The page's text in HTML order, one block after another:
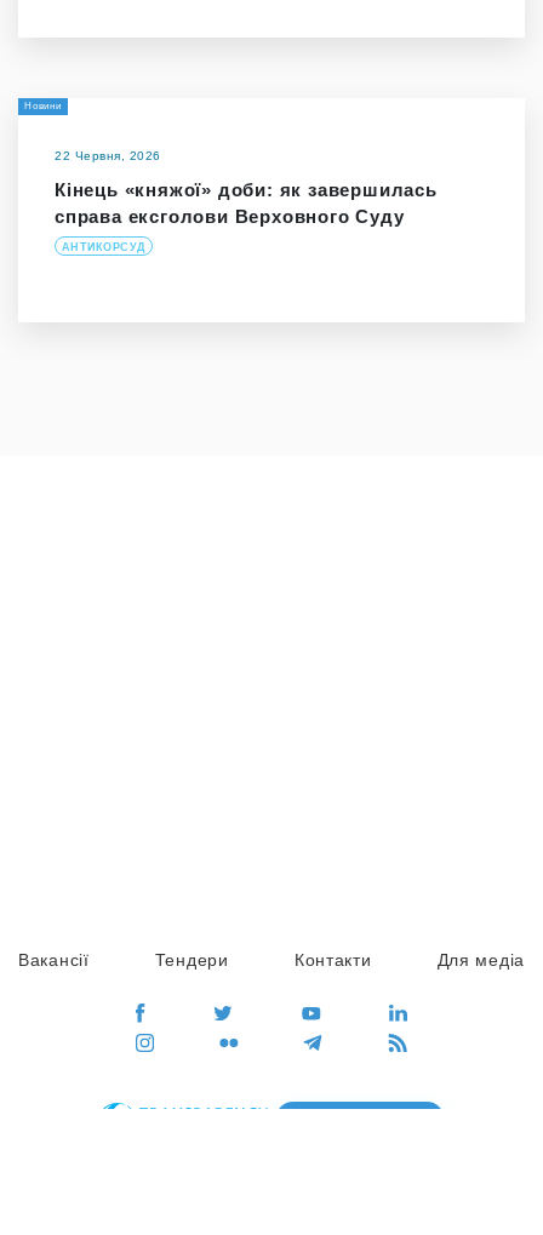
Новини
22 Червня, 2026
Кінець «княжої» доби: як завершилась
справа ексголови Верховного Суду
АНТИКОРСУД
Вакансії Тендери Контакти Для медіа